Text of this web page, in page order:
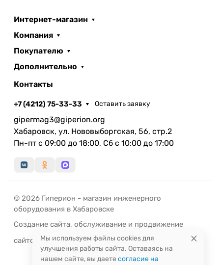
Интернет-магазин
Компания
Покупателю
Дополнительно
Контакты
+7 (4212) 75-33-33 Оставить заявку
gipermag3@giperion.org
Хабаровск, ул. Нововыборгская, 56, стр.2
Пн-пт с 09:00 до 18:00, Сб с 10:00 до 17:00
© 2026 Гиперион - магазин инженерного
оборудования в Хабаровске
Создание сайта, обслуживание и продвижение
сайтов
-РЭДЛАЙН
Мы используем файлы cookies для
улучшения работы сайта. Оставаясь на
нашем сайте, вы даете согласие на